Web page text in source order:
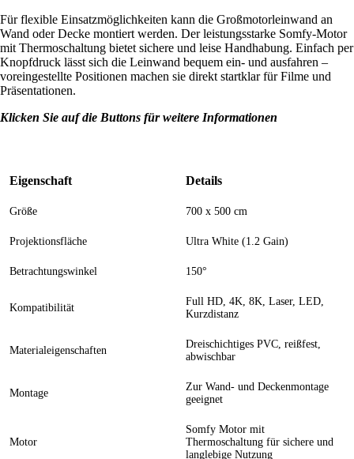
Für flexible Einsatzmöglichkeiten kann die Großmotorleinwand an
Wand oder Decke montiert werden. Der leistungsstarke Somfy-Motor
mit Thermoschaltung bietet sichere und leise Handhabung. Einfach per
Knopfdruck lässt sich die Leinwand bequem ein- und ausfahren –
voreingestellte Positionen machen sie direkt startklar für Filme und
Präsentationen.
Klicken Sie auf die Buttons für weitere Informationen
Eigenschaft Details
Größe 700 x 500 cm
Projektionsfläche Ultra White (1.2 Gain)
Betrachtungswinkel 150°
Kompatibilität
Full HD, 4K, 8K, Laser, LED,
Kurzdistanz
Materialeigenschaften
Dreischichtiges PVC, reißfest,
abwischbar
Montage
Zur Wand- und Deckenmontage
geeignet
Motor
Somfy Motor mit
Thermoschaltung für sichere und
langlebige Nutzung